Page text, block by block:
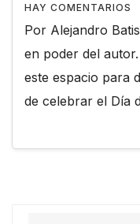
HAY COMENTARIOS
Por Alejandro
en poder del
este espacio para
de celebrar el Día